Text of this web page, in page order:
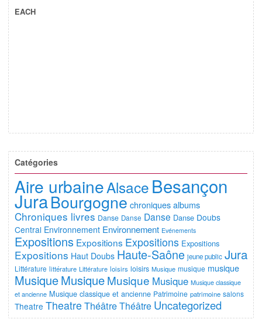
EACH
Catégories
Aire urbaineAlsace Besançon
JuraBourgogne chroniques albums
Chroniques livres Danse Danse Danse Danse Doubs
Central Environnement Environnement Evénements
Expositions Expositions Expositions Expositions
Expositions Haut Doubs Haute-Saône jeune public Jura
Littérature littérature Littérature loisirs loisirs Musique musique musique
MusiqueMusiqueMusique Musique Musique classique
et ancienne Musique classique et ancienne Patrimoine patrimoine salons
Theatre Theatre ThéâtreThéâtre Uncategorized